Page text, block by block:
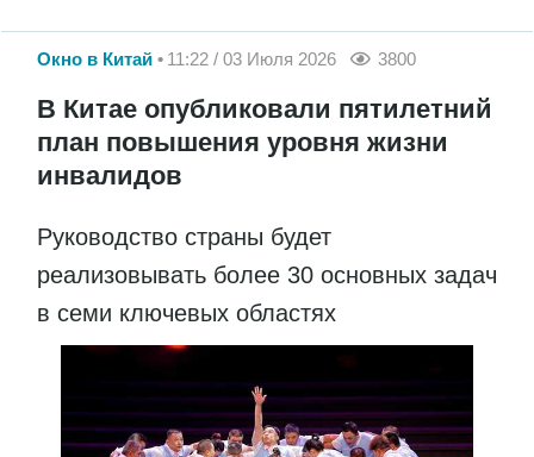
Окно в Китай 11:22 / 03 Июля 2026 3800
В Китае опубликовали пятилетний
план повышения уровня жизни
инвалидов
Руководство страны будет
реализовывать более 30 основных задач
в семи ключевых областях